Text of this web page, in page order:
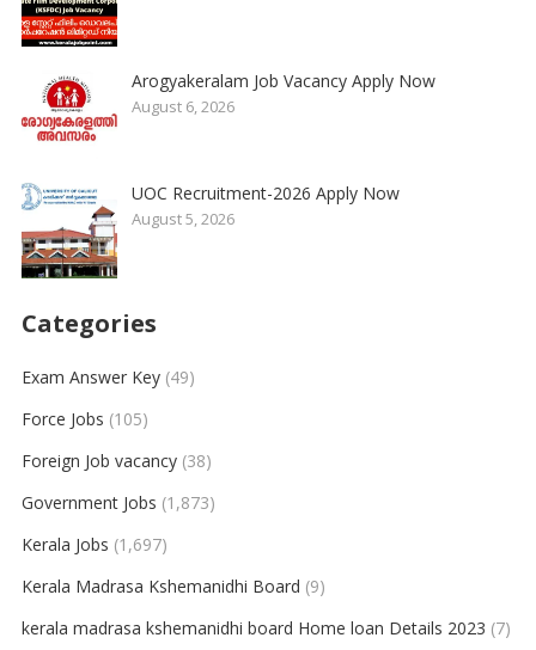
Arogyakeralam Job Vacancy Apply Now
August 6, 2026
UOC Recruitment-2026 Apply Now
August 5, 2026
Categories
Exam Answer Key(49)
Force Jobs (105)
Foreign Job vacancy(38)
Government Jobs (1,873)
Kerala Jobs (1,697)
Kerala Madrasa Kshemanidhi Board (9)
kerala madrasa kshemanidhi board Home loan Details 2023 (7)